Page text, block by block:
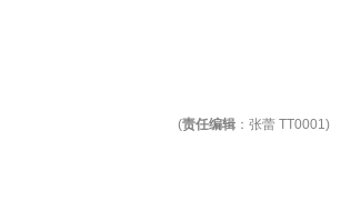
(责任编辑 ：张蕾 TT0001)